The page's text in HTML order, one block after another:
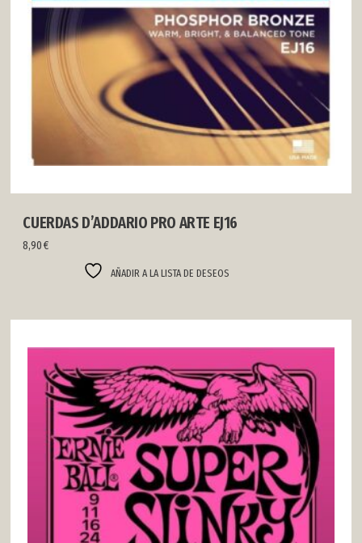
CUERDAS D’ADDARIO PRO ARTE EJ16
8,90€
AÑADIR A LA LISTA DE DESEOS